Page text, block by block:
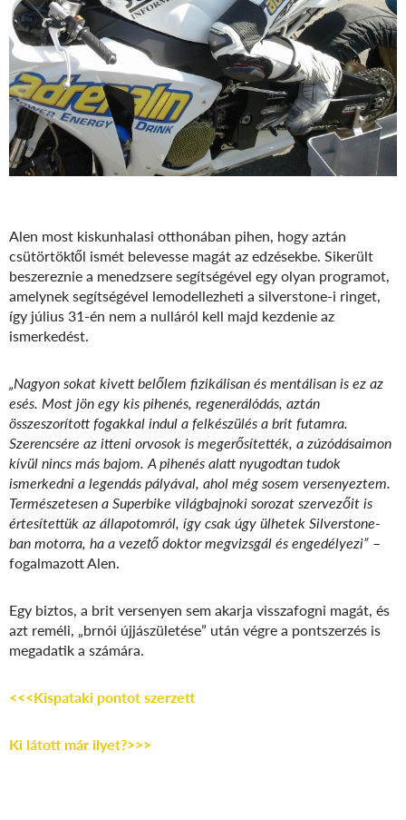
Alen most kiskunhalasi otthonában pihen, hogy aztán
csütörtöktől ismét belevesse magát az edzésekbe. Sikerült
beszereznie a menedzsere segítségével egy olyan programot,
amelynek segítségével lemodellezheti a silverstone-i ringet,
így július 31-én nem a nulláról kell majd kezdenie az
ismerkedést.
„Nagyon sokat kivett belőlem fizikálisan és mentálisan is ez az
esés. Most jön egy kis pihenés, regenerálódás, aztán
összeszorított fogakkal indul a felkészülés a brit futamra.
Szerencsére az itteni orvosok is megerősítették, a zúzódásaimon
kívül nincs más bajom. A pihenés alatt nyugodtan tudok
ismerkedni a legendás pályával, ahol még sosem versenyeztem.
Természetesen a Superbike világbajnoki sorozat szervezőit is
értesítettük az állapotomról, így csak úgy ülhetek Silverstone-
ban motorra, ha a vezető doktor megvizsgál és engedélyezi” –
fogalmazott Alen.
Egy biztos, a brit versenyen sem akarja visszafogni magát, és
azt reméli, „brnói újjászületése” után végre a pontszerzés is
megadatik a számára.
<<<Kispataki pontot szerzett
Ki látott már ilyet?>>>